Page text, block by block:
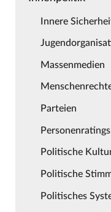
Innere
Massenmedien
Parteien
Personenratings
Politische
Politische
Politisches